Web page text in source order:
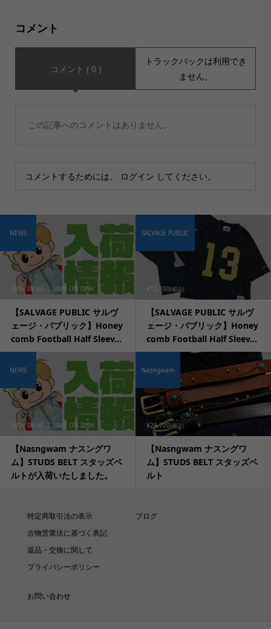
コメント
コメント ( 0 )
トラックバックは利用でき
ません。
この記事へのコメントはありません。
コメントするためには、 ログイン してください。
2026.08.09 LIME ON DISH
【SALVAGE PUBLIC サルヴ
ェージ・パブリック】Honey
comb Football Half Sleev...
NEWS
¥12,100(税込)
【SALVAGE PUBLIC サルヴ
ェージ・パブリック】Honey
comb Football Half Sleev...
SALVAGE PUBLIC
2026.08.08 LIME ON DISH
【Nasngwam ナスングワ
ム】STUDS BELT スタッズベ
ルトが入荷いたしました。
NEWS
¥29,700(税込)
【Nasngwam ナスングワ
ム】STUDS BELT スタッズベ
ルト
Nasngwam
特定商取引法の表示
古物営業法に基づく表記
返品・交換に関して
プライバシーポリシー
ブログ
お問い合わせ